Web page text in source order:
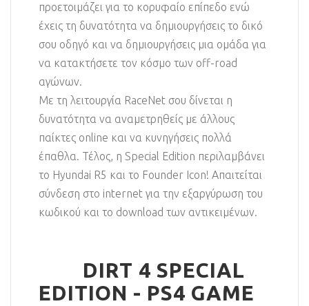
προετοιμάζει για το κορυφαίο επίπεδο ενώ
έχεις τη δυνατότητα να δημιουργήσεις το δικό
σου οδηγό και να δημιουργήσεις μια ομάδα για
να κατακτήσετε τον κόσμο των off-road
αγώνων.
Με τη λειτουργία RaceNet σου δίνεται η
δυνατότητα να αναμετρηθείς με άλλους
παίκτες online και να κυνηγήσεις πολλά
έπαθλα. Τέλος, η Special Edition περιλαμβάνει
το Hyundai R5 και το Founder Icon! Απαιτείται
σύνδεση στο internet για την εξαργύρωση του
κωδικού και το download των αντικειμένων.
DIRT 4 SPECIAL
EDITION - PS4 GAME